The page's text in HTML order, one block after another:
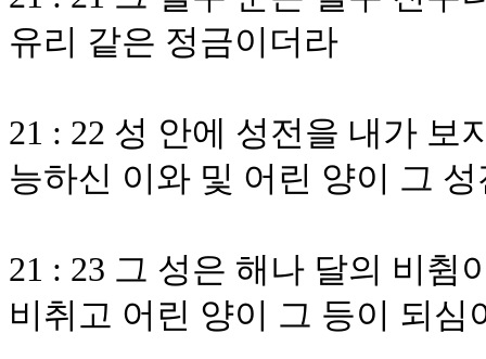
유리 같은 정금이더라
21 : 22 성 안에 성전을 내가 보
능하신 이와 및 어린 양이 그
21 : 23 그 성은 해나 달의 비췸
비취고 어린 양이 그 등이 되심